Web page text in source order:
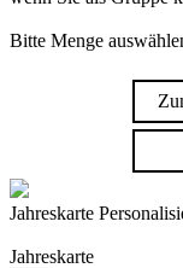
Bitte Menge
Jahreskarte
Jahreskarte